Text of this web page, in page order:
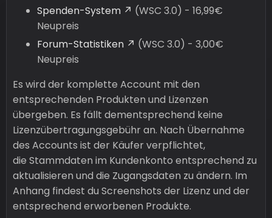
Spenden-System
(WSC 3.0) - 16,99€
Neupreis
Forum-Statistiken
(WSC 3.0) - 3,00€
Neupreis
Es wird der komplette Account mit den
entsprechenden Produkten und Lizenzen
übergeben. Es fällt dementsprechend keine
Lizenzübertragungsgebühr an. Nach Übernahme
des Accounts ist der Käufer verpflichtet,
die Stammdaten im Kundenkonto entsprechend zu
aktualisieren und die Zugangsdaten zu ändern. Im
Anhang findest du Screenshots der Lizenz und der
entsprechend erworbenen Produkte.